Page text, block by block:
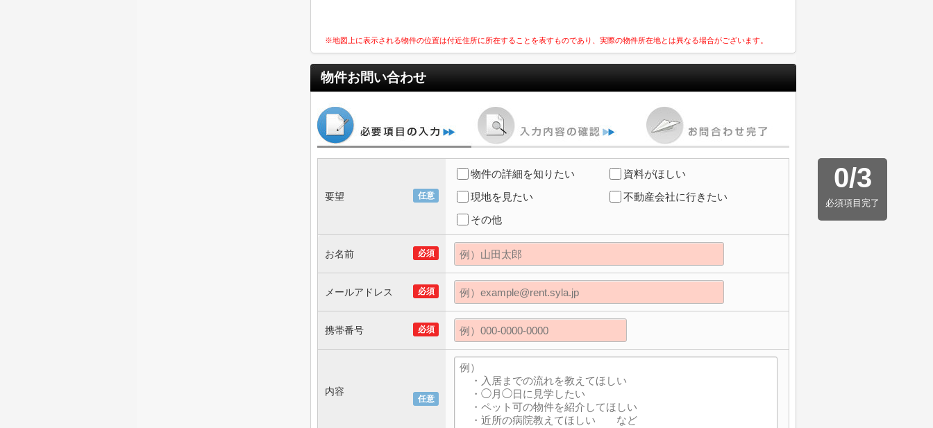
※地図上に表示される物件の位置は付近住所に所在することを表すものであり、実際の物件所在地とは異なる場合がございます。
物件お問い合わせ
0/3
必須項目完了
任意
要望
物件の詳細を知りたい
資料がほしい
現地を見たい
不動産会社に行きたい
その他
必須
お名前
必須
メールアドレス
必須
携帯番号
任意
内容